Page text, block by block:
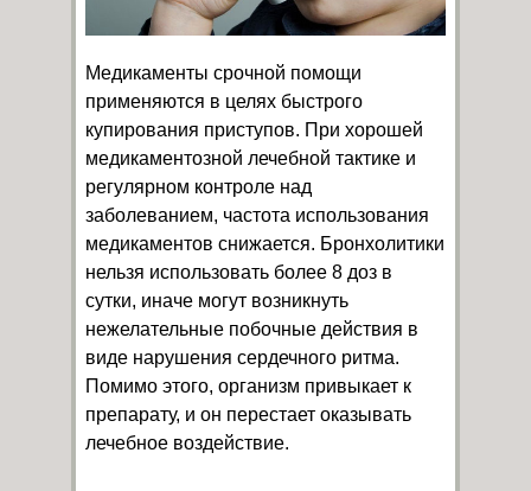
Медикаменты срочной помощи
применяются в целях быстрого
купирования приступов. При хорошей
медикаментозной лечебной тактике и
регулярном контроле над
заболеванием, частота использования
медикаментов снижается. Бронхолитики
нельзя использовать более 8 доз в
сутки, иначе могут возникнуть
нежелательные побочные действия в
виде нарушения сердечного ритма.
Помимо этого, организм привыкает к
препарату, и он перестает оказывать
лечебное воздействие.